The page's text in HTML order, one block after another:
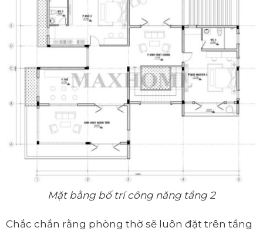
Mặt bằng bố trí công năng tầng 2
Chắc chắn rằng phòng thờ sẽ luôn đặt trên tầng